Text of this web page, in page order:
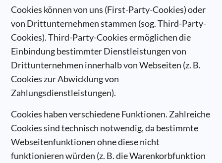
Cookies können von uns (First-Party-Cookies) oder
von Drittunternehmen stammen (sog. Third-Party-
Cookies). Third-Party-Cookies ermöglichen die
Einbindung bestimmter Dienstleistungen von
Drittunternehmen innerhalb von Webseiten (z. B.
Cookies zur Abwicklung von
Zahlungsdienstleistungen).
Cookies haben verschiedene Funktionen. Zahlreiche
Cookies sind technisch notwendig, da bestimmte
Webseitenfunktionen ohne diese nicht
funktionieren würden (z. B. die Warenkorbfunktion